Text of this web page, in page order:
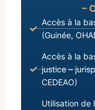
–
Accès à la
(Guinée,
Accès à la
justice –
CEDEAO)
Utilisation de